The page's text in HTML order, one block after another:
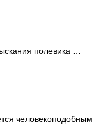
полевика …
человекоподобным